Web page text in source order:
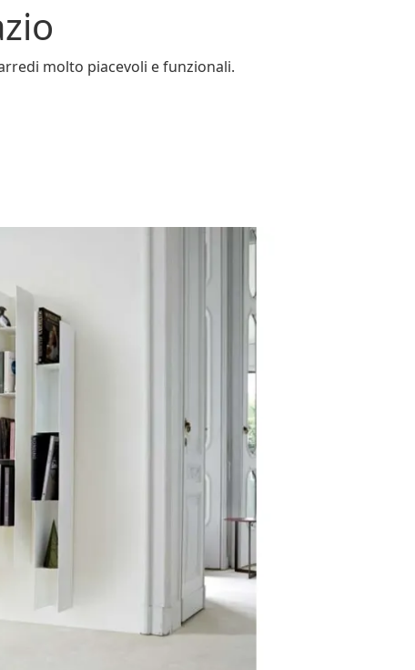
molto piacevoli e funzionali.